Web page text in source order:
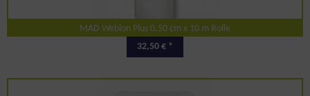
MAD Weblon Plus 0,50 cm x 10 m Rolle
32,50 € *